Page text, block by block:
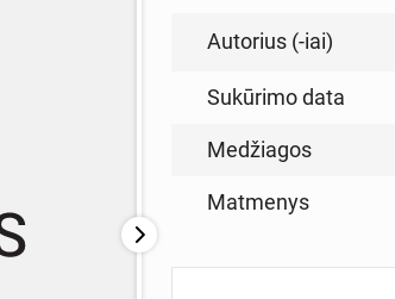
Autorius (-iai)
Sukūrimo data
Medžiagos
Matmenys